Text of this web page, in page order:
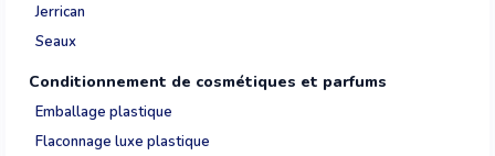
Jerrican
Seaux
Conditionnement de cosmétiques et parfums
Emballage plastique
Flaconnage luxe plastique